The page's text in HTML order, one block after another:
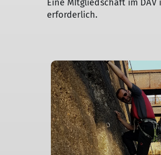
Eine MItgliedschaft im
erforderlich.